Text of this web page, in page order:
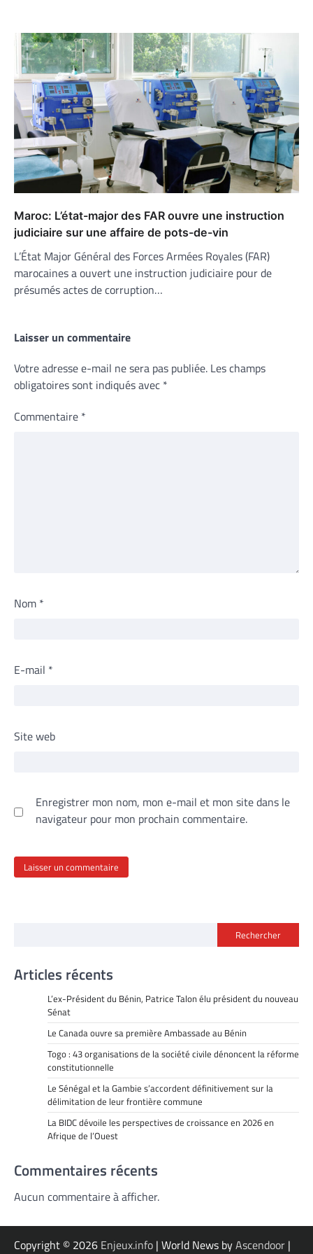
Maroc: L’état-major des FAR ouvre une instruction
judiciaire sur une affaire de pots-de-vin
L’État Major Général des Forces Armées Royales (FAR)
marocaines a ouvert une instruction judiciaire pour de
présumés actes de corruption…
Laisser un commentaire
Votre adresse e-mail ne sera pas publiée. Les champs
obligatoires sont indiqués avec *
Commentaire *
Nom *
E-mail *
Site web
Enregistrer mon nom, mon e-mail et mon site dans le
navigateur pour mon prochain commentaire.
Rechercher
Articles récents
L’ex-Président du Bénin, Patrice Talon élu président du nouveau
Sénat
Le Canada ouvre sa première Ambassade au Bénin
Togo : 43 organisations de la société civile dénoncent la réforme
constitutionnelle
Le Sénégal et la Gambie s’accordent définitivement sur la
délimitation de leur frontière commune
La BIDC dévoile les perspectives de croissance en 2026 en
Afrique de l’Ouest
Commentaires récents
Aucun commentaire à afficher.
Copyright © 2026 Enjeux.info | World News byAscendoor |